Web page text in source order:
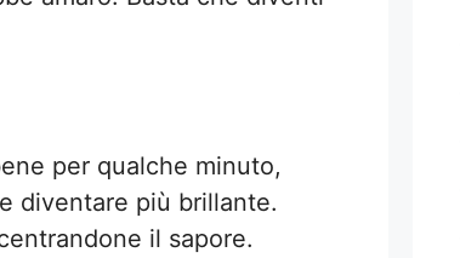
per qualche minuto,
diventare più brillante.
il sapore.